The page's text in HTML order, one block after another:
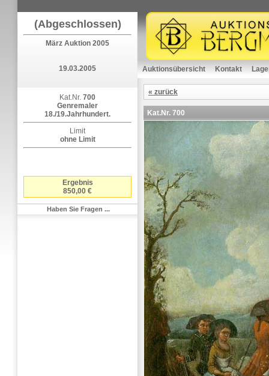
(Abgeschlossen)
März Auktion 2005
19.03.2005
Kat.Nr. 700
Genremaler
18./19.Jahrhundert.
Limit
ohne Limit
Ergebnis
850,00 €
Haben Sie Fragen ...
Auktionsübersicht Kontakt
« zurück
Kat.Nr. 700